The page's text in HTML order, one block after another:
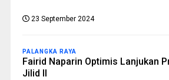
23 September 2024
PALANGKA RAYA
Fairid Naparin Optimis Lanjukan
Jilid II